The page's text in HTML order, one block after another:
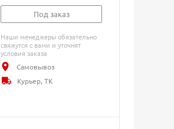
Под заказ
Наши менеджеры обязательно
свяжутся с вами и уточнят
условия заказа
Самовывоз
Курьер, ТК